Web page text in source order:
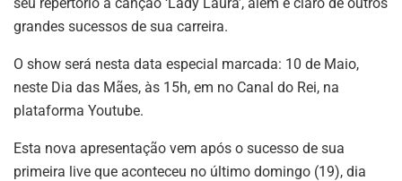
grandes sucessos de sua carreira.
O show será nesta data especial marcada: 10 de Maio,
neste Dia das Mães, às 15h, em no Canal do Rei, na
plataforma Youtube.
Esta nova apresentação vem após o sucesso de sua
primeira live que aconteceu no último domingo (19), dia